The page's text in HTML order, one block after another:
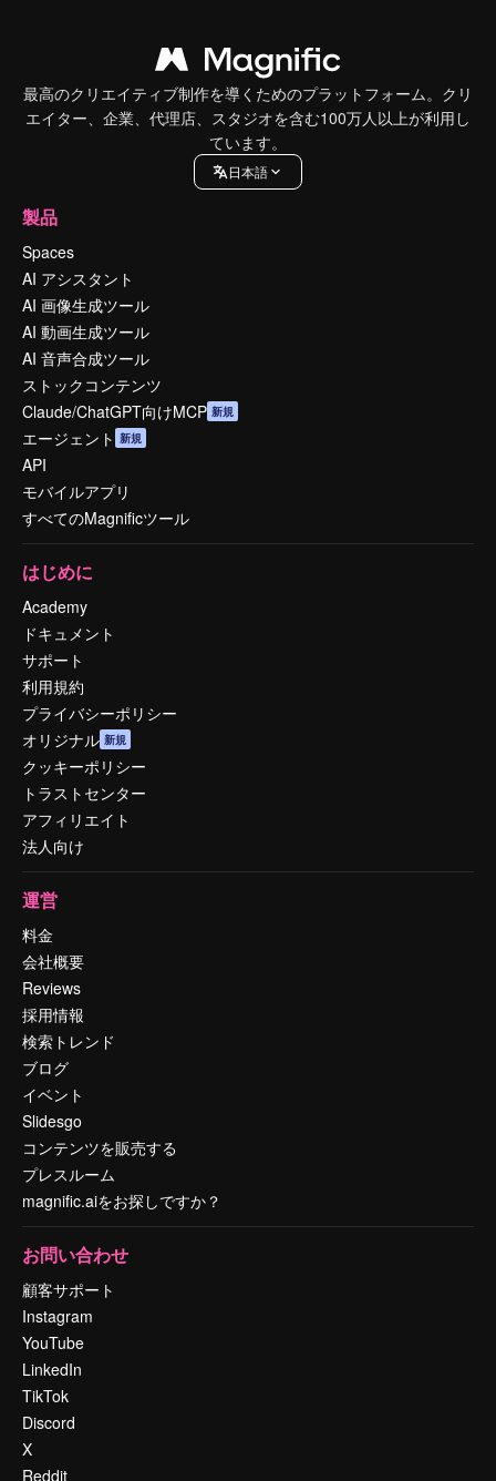
最高のクリエイティブ制作を導くためのプラットフォーム。クリ
エイター、企業、代理店、スタジオを含む100万人以上が利用し
ています。
日本語
製品
Spaces
AI アシスタント
AI 画像生成ツール
AI 動画生成ツール
AI 音声合成ツール
ストックコンテンツ
Claude/ChatGPT向けMCP 新規
エージェント 新規
API
モバイルアプリ
すべてのMagnificツール
はじめに
Academy
ドキュメント
サポート
利用規約
プライバシーポリシー
オリジナル 新規
クッキーポリシー
トラストセンター
アフィリエイト
法人向け
運営
料金
会社概要
Reviews
採用情報
検索トレンド
ブログ
イベント
Slidesgo
コンテンツを販売する
プレスルーム
magnific.aiをお探しですか？
お問い合わせ
顧客サポート
Instagram
YouTube
LinkedIn
TikTok
Discord
X
Reddit